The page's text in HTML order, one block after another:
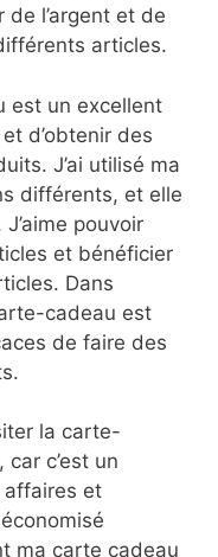
l’argent et de
articles.
est un excellent
d’obtenir des
J’ai utilisé ma
différents, et elle
pouvoir
et bénéficier
Dans
cadeau est
de faire des
la carte-
c’est un
affaires et
économisé
ma carte cadeau